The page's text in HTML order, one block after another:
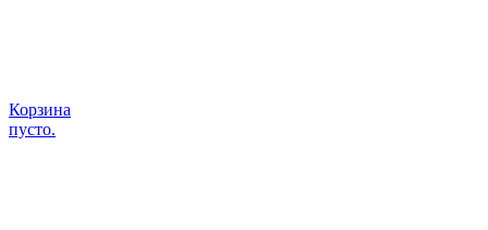
Корзина
пусто.